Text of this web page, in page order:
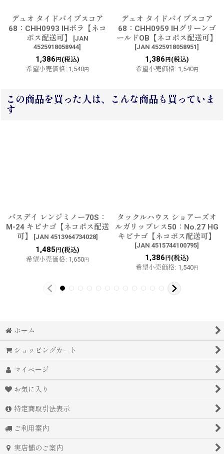
デュオ タイドバイブスコア
68：CHH0993 IHボラ【ネコ
ポス配送可】
[JAN
4525918058944]
1,386 円(税込)
希望小売価格: 1,540円
デュオ タイドバイブスコア
68：CHH0959 IHグリーンゴ
ールドOB【ネコポス配送可】
[JAN 4525918058951]
1,386 円(税込)
希望小売価格: 1,540円
この商品を買った人は、こんな商品も買っていま
す
バスデイ レンジミノー70S：
M-24 キビナゴ【ネコポス配送
可】
[JAN 4513964734028]
1,485 円(税込)
希望小売価格: 1,650円
タックルハウス ショアーズオ
ルガリップレス50：No.27 HG
キビナゴ【ネコポス配送可】
[JAN 4515744100795]
1,386 円(税込)
希望小売価格: 1,540円
ホーム
ショッピングカート
マイページ
お気に入り
特定商取引法表示
ご利用案内
実店舗のご案内